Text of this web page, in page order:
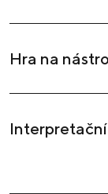
Hra na